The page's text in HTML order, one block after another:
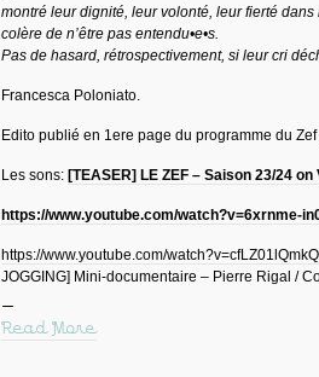
montré leur dignité, leur volonté, leur fierté
colère de n’être pas entendu•e•s.
Pas de hasard, rétrospectivement, si leur cri
Francesca Poloniato.
Edito publié en 1ere page du programme du
Les sons: [TEASER] LE ZEF – Saison 23/24 on
https://www.youtube.com/watch?v=6xrnme-
https://www.youtube.com/watch?v=cfLZ01lQmkQ
JOGGING] Mini-documentaire – Pierre Rigal /
Read More